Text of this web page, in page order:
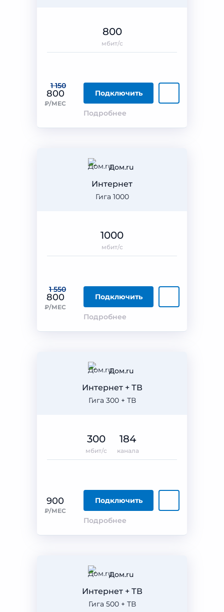
1 150
800
₽/МЕС
Подключить
Подробнее
800
мбит/с
Дом.ru
Гига 1000
Интернет
1 550
800
₽/МЕС
Подключить
Подробнее
1000
мбит/с
Дом.ru
Гига 300 + ТВ
Интернет + ТВ
900
₽/МЕС
Подключить
Подробнее
300
мбит/с
184
канала
Дом.ru
Гига 500 + ТВ
Интернет + ТВ